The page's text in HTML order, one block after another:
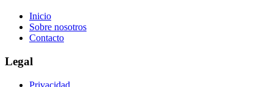
Inicio
Sobre nosotros
Contacto
Legal
Privacidad